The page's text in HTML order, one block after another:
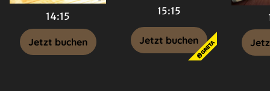
14:15
Jetzt buchen
15:15
Jetzt buchen